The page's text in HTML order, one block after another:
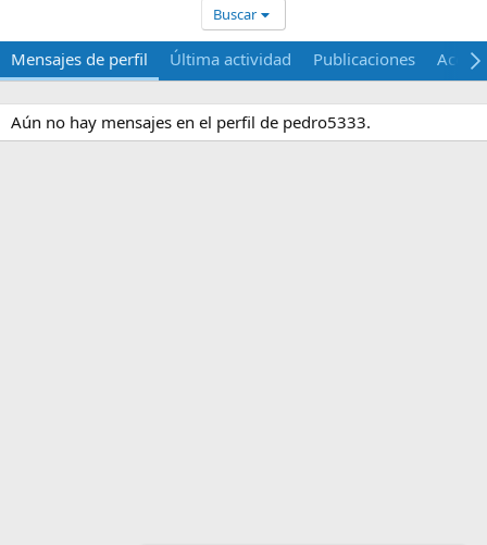
Buscar
Mensajes de perfil Última actividad Publicaciones Acerca
Aún no hay mensajes en el perfil de pedro5333.